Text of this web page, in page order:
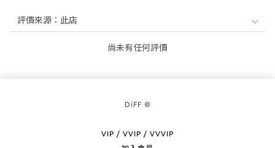
尚未有任何評價
DiFF ®
VIP / VVIP / VVVIP